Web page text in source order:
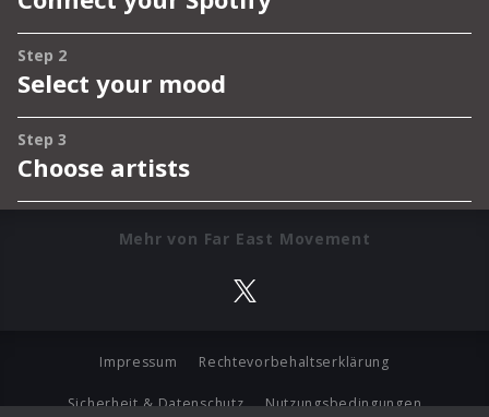
Mehr von Far East Movement
Impressum Rechtevorbehaltserklärung
Sicherheit & Datenschutz Nutzungsbedingungen